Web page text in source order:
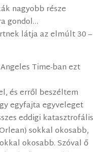
nagyobb része
gondol…
látja az elmúlt 30 –
Time-ban ezt
és erről beszéltem
egyfajta egyveleget
eddigi katasztrofális
sokkal okosabb,
okosabb. Szóval ő